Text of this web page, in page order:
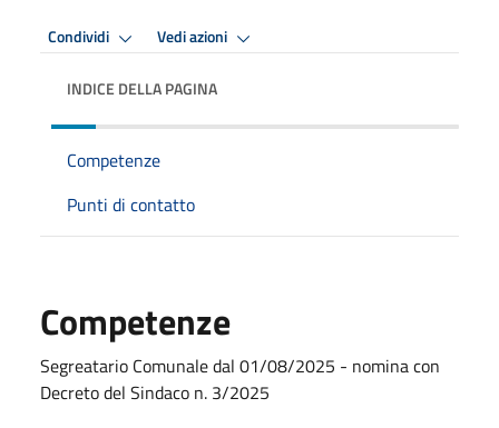
Condividi Vedi azioni
INDICE DELLA PAGINA
Competenze
Punti di contatto
Competenze
Segreatario Comunale dal 01/08/2025 - nomina con
Decreto del Sindaco n. 3/2025